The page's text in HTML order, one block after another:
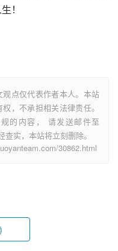
！
点仅代表作者本人。本站
，不承担相关法律责任。
的内容， 请发送邮件至
实，本站将立刻删除。
30862.html